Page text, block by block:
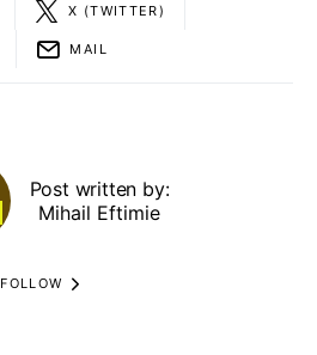
X (TWITTER)
MAIL
Post written by:
Mihail Eftimie
FOLLOW